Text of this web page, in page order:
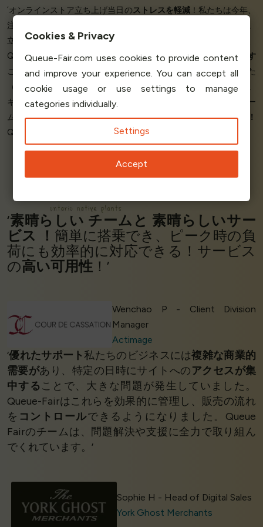
‘オンラインストア立ち上げ当日のストレスを軽減！私たちは今年、
注文受付開始と同じ日に真新しいウェブサイトを立ち上げました。
立ち上げ当日は、ウェブサイトへのアクセスが
Queue-Fairを導入したことで、このような状況でも安心して過ごす
ことができました。キューに関する顧客からのメールはゼロでした
（これは、すべてがうまく機能している証拠だと考えています）。
キューをウェブサイトに統合するのも簡単
でした。Queue-Fairチー
ムとの経験はスムーズでプロフェッショナルなものでした
！
Queue-Fairが提供してくれた安心感に感謝しています。’
‘素晴らしい チームと 素晴らしいサー
ビス
！ 簡単に搭乗でき、ピーク時の負
荷にも効率的に対応できる！サービス
の高い可用性 ！’
Wenchao P - Client Division
Manager
Actimage
‘優れたサポート私たちのビジネスには複雑な商業的
需要があり、特定の日時にサイトへのアクセスが集
中する ことで、大きな問題が発生していました。
Queue-Fairはこれらを効果的に管理し、販売の流れ
を コントロールできるようになりました。Queue
Fairのチームは、問題解決や支援に全力で取り組ん
でくれています。’
Sophie H - Head of Digital Sales
York Ghost Merchants
Cookies & Privacy
Queue-Fair.com uses cookies to provide content
and improve your experience. You can accept all
cookie usage or use settings to manage
categories individually.
Settings
Accept